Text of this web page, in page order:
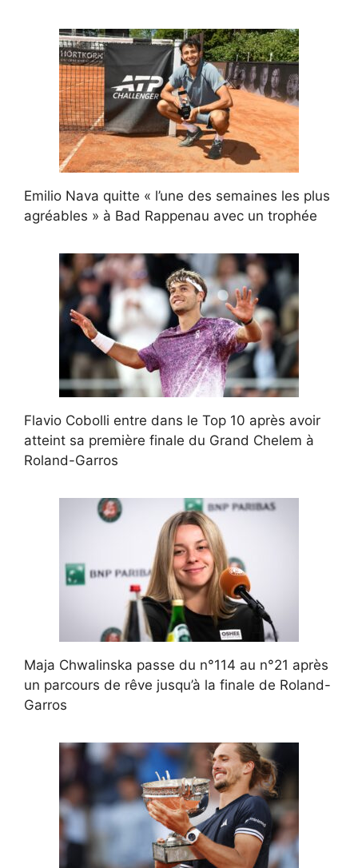
Emilio Nava quitte « l’une des semaines les plus
agréables » à Bad Rappenau avec un trophée
Flavio Cobolli entre dans le Top 10 après avoir
atteint sa première finale du Grand Chelem à
Roland-Garros
Maja Chwalinska passe du n°114 au n°21 après
un parcours de rêve jusqu’à la finale de Roland-
Garros